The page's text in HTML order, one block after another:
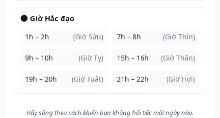
🌑 Giờ Hắc đạo
1h – 2h (Giờ Sửu) 7h – 8h (Giờ Thìn)
9h – 10h (Giờ Tỵ) 15h – 16h (Giờ Thân)
19h – 20h (Giờ Tuất) 21h – 22h (Giờ Hợi)
Hãy sống theo cách khiến bạn không hối tiếc một ngày nào.